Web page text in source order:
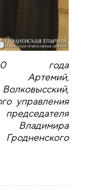
года
Артемий,
управления
Владимира
Подворье